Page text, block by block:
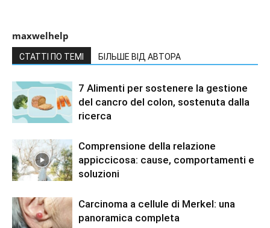
maxwelhelp
СТАТТІ ПО ТЕМІ БІЛЬШЕ ВІД АВТОРА
7 Alimenti per sostenere la gestione
del cancro del colon, sostenuta dalla
ricerca
Comprensione della relazione
appiccicosa: cause, comportamenti e
soluzioni
Carcinoma a cellule di Merkel: una
panoramica completa